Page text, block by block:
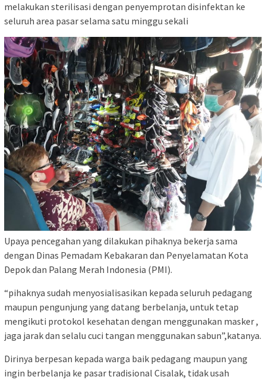
melakukan sterilisasi dengan penyemprotan disinfektan ke
seluruh area pasar selama satu minggu sekali
Upaya pencegahan yang dilakukan pihaknya bekerja sama
dengan Dinas Pemadam Kebakaran dan Penyelamatan Kota
Depok dan Palang Merah Indonesia (PMI).
“pihaknya sudah menyosialisasikan kepada seluruh pedagang
maupun pengunjung yang datang berbelanja, untuk tetap
mengikuti protokol kesehatan dengan menggunakan masker ,
jaga jarak dan selalu cuci tangan menggunakan sabun”,katanya.
Dirinya berpesan kepada warga baik pedagang maupun yang
ingin berbelanja ke pasar tradisional Cisalak, tidak usah